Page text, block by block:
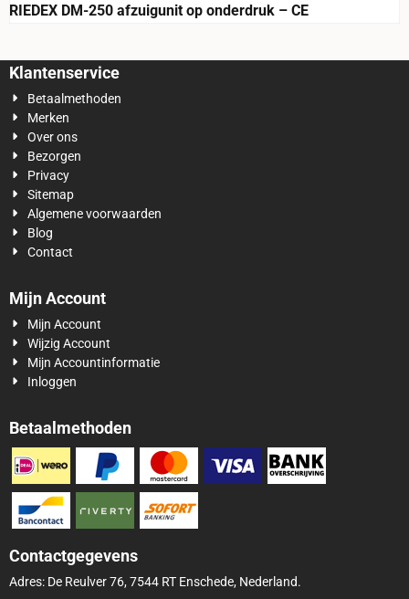
RIEDEX DM-250 afzuigunit op onderdruk – CE
Klantenservice
Betaalmethoden
Merken
Over ons
Bezorgen
Privacy
Sitemap
Algemene voorwaarden
Blog
Contact
Mijn Account
Mijn Account
Wijzig Account
Mijn Accountinformatie
Inloggen
Betaalmethoden
Contactgegevens
Adres: De Reulver 76, 7544 RT Enschede, Nederland.